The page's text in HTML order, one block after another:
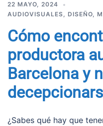
22 MAYO, 2024
AUDIOVISUALES, DISEÑO,
Cómo
productora
Barcelona y
¿Sabes qué hay que